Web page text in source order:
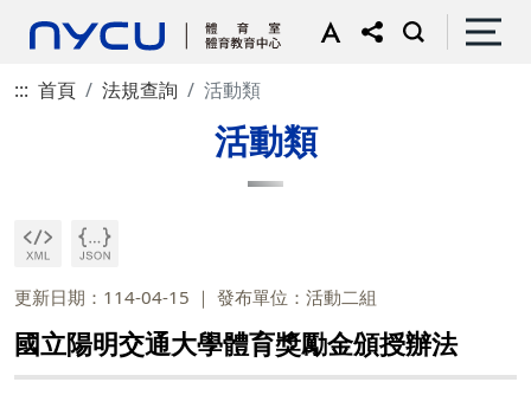
::: 首頁 法規查詢 活動類
活動類
更新日期：114-04-15 發布單位：活動二組
國立陽明交通大學體育獎勵金頒授辦法